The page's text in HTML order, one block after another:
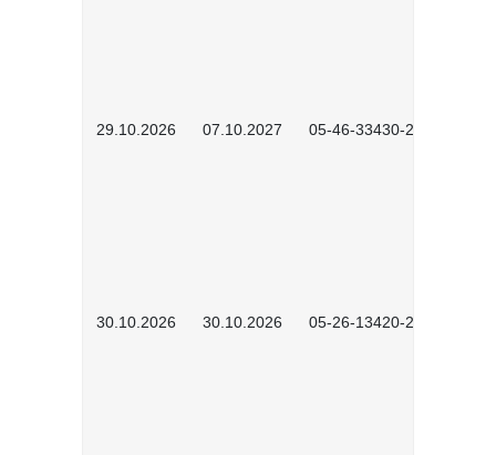
29.10.2026 07.10.2027 05-46-33430-2601
30.10.2026 30.10.2026 05-26-13420-2601